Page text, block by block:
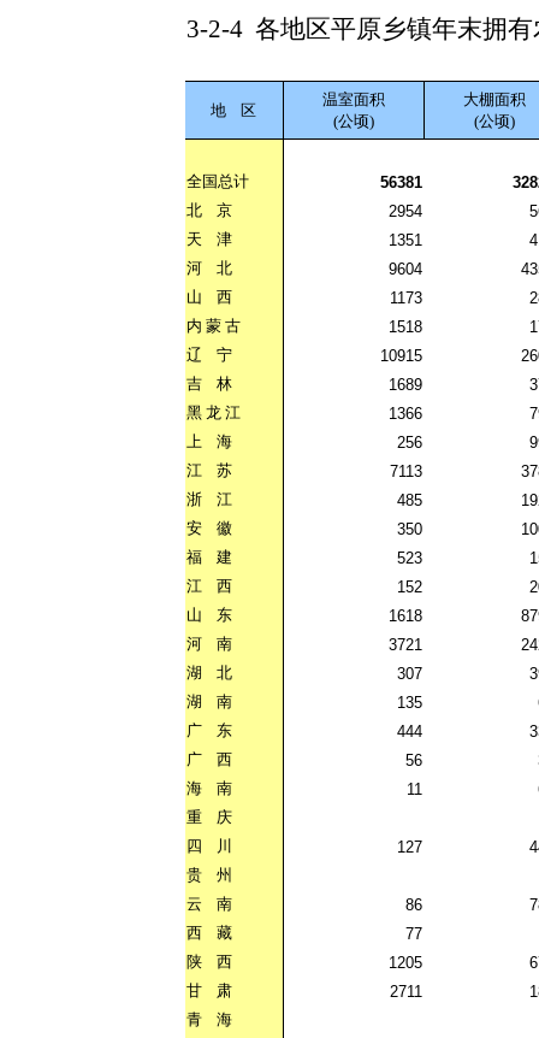
3-2-4 各地区平原乡镇年末拥
地 区
温室面积
(公顷)
大棚面积
(公顷)
全国总计 56381
北
京 2954
天
津 1351
河
北 9604
山
西 1173
内 蒙 古 1518
辽
宁 10915
吉
林 1689
黑 龙 江 1366
上
海 256
江
苏 7113
浙
江 485
安
徽 350
福
建 523
江
西 152
山
东 1618
河
南 3721
湖
北 307
湖
南 135
广
东 444
广
西 56
海
南 11
重
庆
四
川 127
贵
州
云
南 86
西
藏
77
陕
西 1205
甘
肃 2711
青
海